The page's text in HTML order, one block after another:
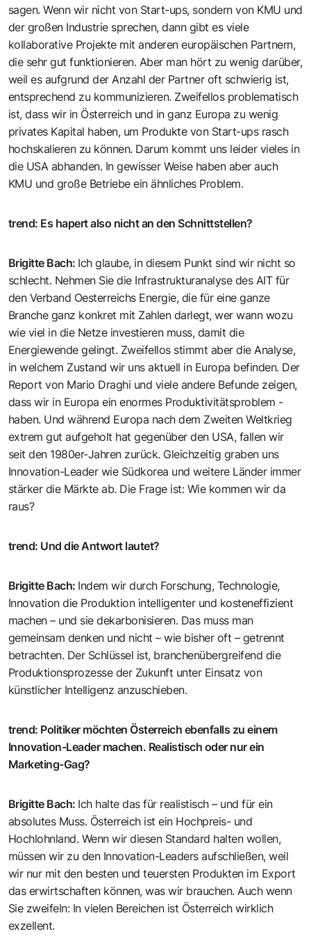
sagen. Wenn wir nicht von Start-ups, sondern von KMU und
der großen Industrie sprechen, dann gibt es viele
kollaborative Projekte mit anderen europäischen Partnern,
die sehr gut funktionieren. Aber man hört zu wenig darüber,
weil es aufgrund der Anzahl der Partner oft schwierig ist,
entsprechend zu kommunizieren. Zweifellos problematisch
ist, dass wir in Österreich und in ganz Europa zu wenig
privates Kapital haben, um Produkte von Start-ups rasch
hochskalieren zu können. Darum kommt uns leider vieles in
die USA abhanden. In gewisser Weise haben aber auch
KMU und große Betriebe ein ähnliches Problem.
trend: Es hapert also nicht an den Schnitt­stellen?
Brigitte Bach: Ich glaube, in diesem Punkt sind wir nicht so
schlecht. Nehmen Sie die ­Infrastrukturanalyse des AIT für
den Verband Oesterreichs Energie, die für eine ganze
Branche ganz konkret mit Zahlen darlegt, wer wann wozu
wie viel in die Netze investieren muss, damit die
Energiewende gelingt. Zweifellos stimmt aber die Analyse,
in welchem Zustand wir uns aktuell in Europa befinden. Der
Report von Mario Draghi und viele andere Befunde zeigen,
dass wir in Europa ein enormes Produktivitätsproblem ­
haben. Und während Europa nach dem Zweiten Weltkrieg
extrem gut aufgeholt hat gegenüber den USA, fallen wir
seit den 1980er-Jahren zurück. Gleichzeitig graben uns
Innovation-Leader wie ­Südkorea und weitere Länder immer
stärker die Märkte ab. Die Frage ist: Wie kommen wir da
raus?
trend: Und die Antwort lautet?
Brigitte Bach: Indem wir durch Forschung, Technologie,
Innovation die Produktion intelligenter und kosteneffizient
machen – und sie dekarbonisieren. Das muss man
gemeinsam denken und nicht – wie bisher oft – ­getrennt
betrachten. Der Schlüssel ist, branchenübergreifend die
Produktionsprozesse der Zukunft unter Einsatz von
künstlicher Intelligenz anzuschieben.
trend: Politiker möchten Österreich ebenfalls zu einem
Innovation-Leader machen. Realistisch oder nur ein
Marketing-Gag?
Brigitte Bach: Ich halte das für realistisch – und für ein
absolutes Muss. Österreich ist ein Hochpreis- und
Hochlohnland. Wenn wir ­diesen Standard halten wollen,
müssen wir zu den Innovation-Leaders aufschließen, weil
wir nur mit den besten und ­teuersten Produkten im Export
das erwirtschaften können, was wir brauchen. Auch wenn
Sie zweifeln: In vielen Bereichen ist Österreich wirklich
exzellent.